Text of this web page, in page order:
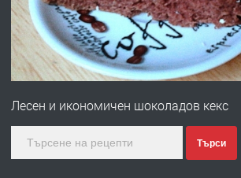
ПРЕДЛАГА
№4120 Магазин/
градската градина!
Лесен и икономичен шоколадов кекс
Търси